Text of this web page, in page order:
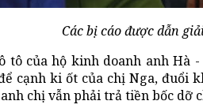
Các bị cáo được dẫn
tô của hộ kinh doanh anh Hà
cạnh ki ốt của chị Nga, đuổi
chị vẫn phải trả tiền bốc dỡ